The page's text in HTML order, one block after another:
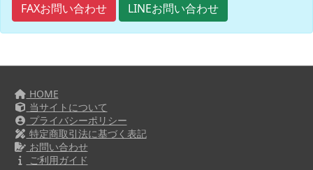
FAXお問い合わせ
LINEお問い合わせ
HOME
当サイトについて
プライバシーポリシー
特定商取引法に基づく表記
お問い合わせ
ご利用ガイド